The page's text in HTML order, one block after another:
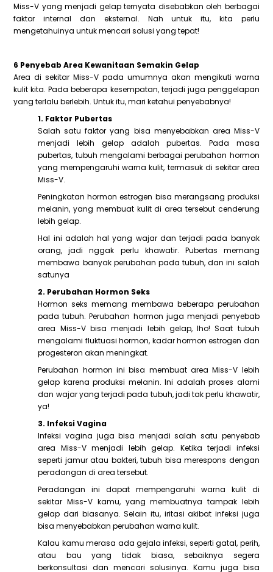
Miss-V yang menjadi gelap ternyata disebabkan oleh berbagai
faktor internal dan eksternal. Nah untuk itu, kita perlu
mengetahuinya untuk mencari solusi yang tepat!
6 Penyebab Area Kewanitaan Semakin Gelap
Area di sekitar Miss-V pada umumnya akan mengikuti warna
kulit kita. Pada beberapa kesempatan, terjadi juga penggelapan
yang terlalu berlebih. Untuk itu, mari ketahui penyebabnya!
1. Faktor Pubertas
Salah satu faktor yang bisa menyebabkan area Miss-V
menjadi lebih gelap adalah pubertas. Pada masa
pubertas, tubuh mengalami berbagai perubahan hormon
yang mempengaruhi warna kulit, termasuk di sekitar area
Miss-V.
Peningkatan hormon estrogen bisa merangsang produksi
melanin, yang membuat kulit di area tersebut cenderung
lebih gelap.
Hal ini adalah hal yang wajar dan terjadi pada banyak
orang, jadi nggak perlu khawatir. Pubertas memang
membawa banyak perubahan pada tubuh, dan ini salah
satunya
2. Perubahan Hormon Seks
Hormon seks memang membawa beberapa perubahan
pada tubuh. Perubahan hormon juga menjadi penyebab
area Miss-V bisa menjadi lebih gelap, lho! Saat tubuh
mengalami fluktuasi hormon, kadar hormon estrogen dan
progesteron akan meningkat.
Perubahan hormon ini bisa membuat area Miss-V lebih
gelap karena produksi melanin. Ini adalah proses alami
dan wajar yang terjadi pada tubuh, jadi tak perlu khawatir,
ya!
3. Infeksi Vagina
Infeksi vagina juga bisa menjadi salah satu penyebab
area Miss-V menjadi lebih gelap. Ketika terjadi infeksi
seperti jamur atau bakteri, tubuh bisa merespons dengan
peradangan di area tersebut.
Peradangan ini dapat mempengaruhi warna kulit di
sekitar Miss-V kamu, yang membuatnya tampak lebih
gelap dari biasanya. Selain itu, iritasi akibat infeksi juga
bisa menyebabkan perubahan warna kulit.
Kalau kamu merasa ada gejala infeksi, seperti gatal, perih,
atau bau yang tidak biasa, sebaiknya segera
berkonsultasi dan mencari solusinya. Kamu juga bisa